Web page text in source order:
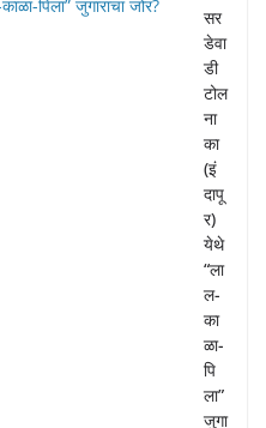
सर
डेवा
डी
टोल
ना
का
(इं
दापू
र)
येथे
“ला
ल-
का
ळा-
पि
ला”
जुगा